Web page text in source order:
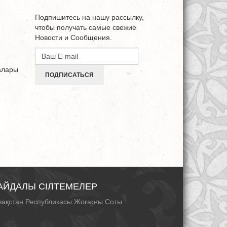
Подпишитесь на нашу рассылку,
чтобы получать самые свежие
Новости и Сообщения.
ПОДПИСАТЬСЯ
СІЛТЕМЕЛЕР
Республикасы Жоғарғы Соты